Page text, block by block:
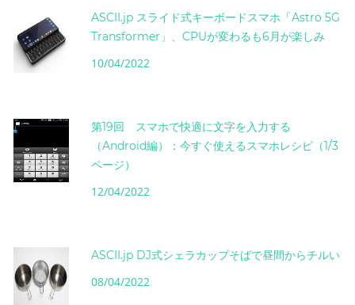
ASCII.jp スライド式キーボードスマホ「Astro 5G
Transformer」、CPUが変わるも6月が楽しみ
10/04/2022
第19回 スマホで快適に文字を入力する
（Android編）：今すぐ使えるスマホレシピ（1/3
ページ）
12/04/2022
ASCII.jp DJ式シェラカップそばで昼間からチルい
08/04/2022